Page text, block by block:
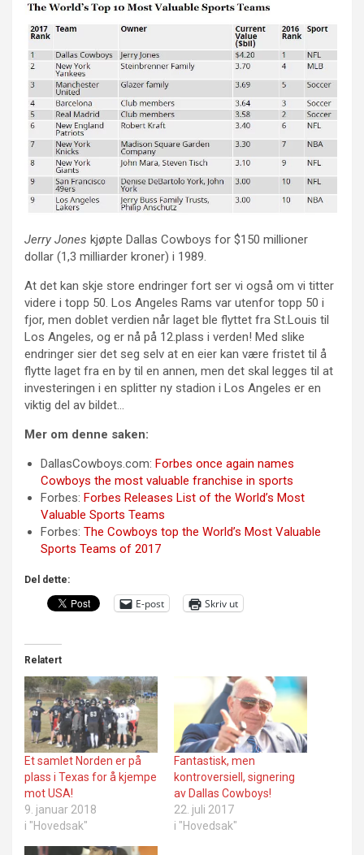
Jerry Jones kjøpte Dallas Cowboys for $150 millioner
dollar (1,3 milliarder kroner) i 1989.
At det kan skje store endringer fort ser vi også om vi titter
videre i topp 50. Los Angeles Rams var utenfor topp 50 i
fjor, men doblet verdien når laget ble flyttet fra St.Louis til
Los Angeles, og er nå på 12.plass i verden! Med slike
endringer sier det seg selv at en eier kan være fristet til å
flytte laget fra en by til en annen, men det skal legges til at
investeringen i en splitter ny stadion i Los Angeles er en
viktig del av bildet…
Mer om denne saken:
DallasCowboys.com: Forbes once again names
Cowboys the most valuable franchise in sports
Forbes: Forbes Releases List of the World’s Most
Valuable Sports Teams
Forbes: The Cowboys top the World’s Most Valuable
Sports Teams of 2017
Del dette:
E-post Skriv ut
Relatert
Et samlet Norden er på
plass i Texas for å kjempe
mot USA!
9. januar 2018
i "Hovedsak"
Fantastisk, men
kontroversiell, signering
av Dallas Cowboys!
22. juli 2017
i "Hovedsak"